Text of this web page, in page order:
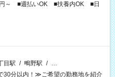
円～ ■週払いOK ■扶養内OK ■日
目駅 / 鴫野駅 / …
30分以内！≫ご希望の勤務地を紹介